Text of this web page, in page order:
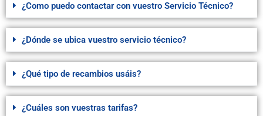
¿Como puedo contactar con vuestro Servicio Técnico?
¿Dónde se ubica vuestro servicio técnico?
¿Qué tipo de recambios usáis?
¿Cuáles son vuestras tarifas?